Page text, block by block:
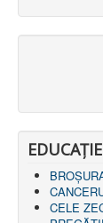
CELE